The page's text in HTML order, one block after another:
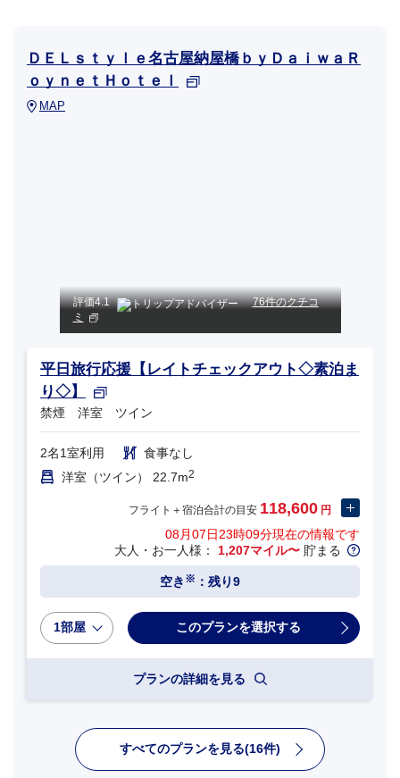
ＤＥＬｓｔｙｌｅ名古屋納屋橋ｂｙＤａｉｗａＲ
ｏｙｎｅｔＨｏｔｅｌ
MAP
評価4.1
76件のクチコ
ミ
平日旅行応援【レイトチェックアウト◇素泊ま
り◇】
禁煙 洋室 ツイン
2名1室利用
食事なし
洋室（ツイン） 22.7m2
フライト＋宿泊合計の目安 118,600 円
08月07日23時09分現在の情報です
大人・お一人様： 1,207マイル〜 貯まる
空き ※ ：残り9
1部屋
プランの詳細を見る
すべてのプランを見る(16件)